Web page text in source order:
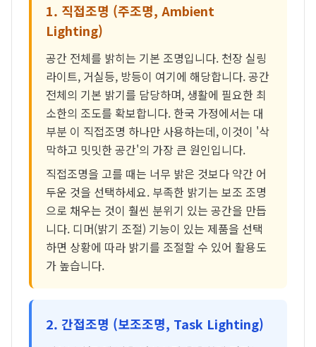
1. 직접조명 (주조명, Ambient
Lighting)
공간 전체를 밝히는 기본 조명입니다. 천장 실링
라이트, 거실등, 방등이 여기에 해당합니다. 공간
전체의 기본 밝기를 담당하며, 생활에 필요한 최
소한의 조도를 확보합니다. 한국 가정에서는 대
부분 이 직접조명 하나만 사용하는데, 이것이 '삭
막하고 밋밋한 공간'의 가장 큰 원인입니다.
직접조명을 고를 때는 너무 밝은 것보다 약간 어
두운 것을 선택하세요. 부족한 밝기는 보조 조명
으로 채우는 것이 훨씬 분위기 있는 공간을 만듭
니다. 디머(밝기 조절) 기능이 있는 제품을 선택
하면 상황에 따라 밝기를 조절할 수 있어 활용도
가 높습니다.
2. 간접조명 (보조조명, Task Lighting)